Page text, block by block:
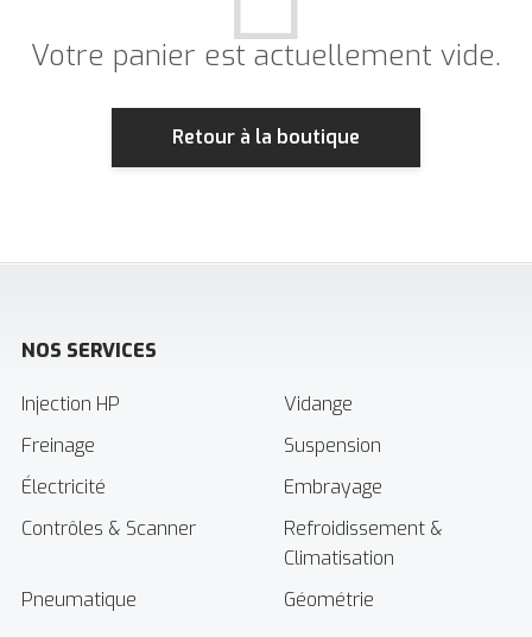
Votre panier est actuellement vide.
Retour à la boutique
NOS SERVICES
Injection HP
Vidange
Freinage
Suspension
Électricité
Embrayage
Contrôles & Scanner
Refroidissement &
Climatisation
Pneumatique
Géométrie